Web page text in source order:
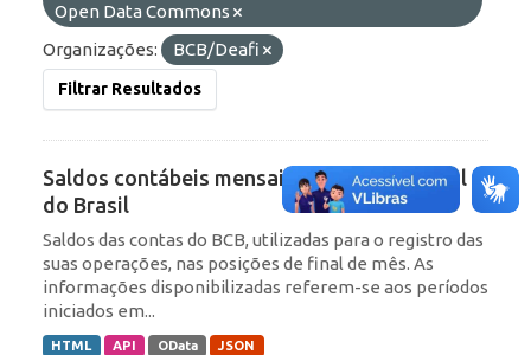
Open Data Commons
Organizações:
BCB/Deafi
Filtrar Resultados
Saldos contábeis mensais do Banco Central
do Brasil
Saldos das contas do BCB, utilizadas para o registro das
suas operações, nas posições de final de mês. As
informações disponibilizadas referem-se aos períodos
iniciados em...
HTML API OData JSON